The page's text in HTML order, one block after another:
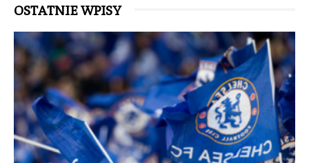
OSTATNIE WPISY